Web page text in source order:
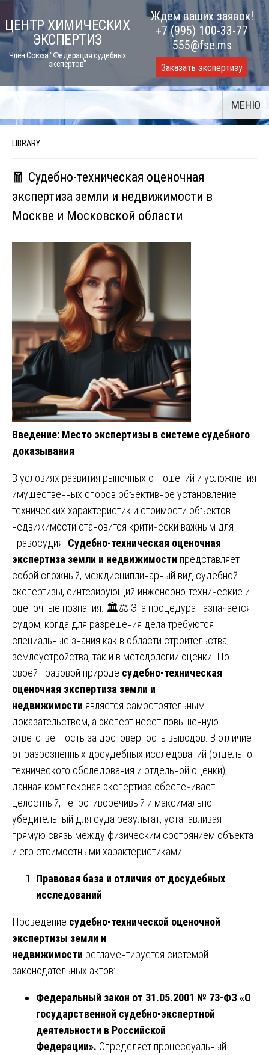
Skip
to
content
ЦЕНТР ХИМИЧЕСКИХ
ЭКСПЕРТИЗ
Член Союза "Федерация судебных
экспертов"
Ждем ваших заявок!
+7 (995) 100-33-77
555@fse.ms
Заказать экспертизу
МЕНЮ
LIBRARY
🧧 Судебно-техническая оценочная
экспертиза земли и недвижимости в
Москве и Московской области
Введение: Место экспертизы в системе судебного
доказывания
В условиях развития рыночных отношений и усложнения
имущественных споров объективное установление
технических характеристик и стоимости объектов
недвижимости становится критически важным для
правосудия. Судебно-техническая оценочная
экспертиза земли и недвижимости представляет
собой сложный, междисциплинарный вид судебной
экспертизы, синтезирующий инженерно-технические и
оценочные познания. 🏛️⚖️ Эта процедура назначается
судом, когда для разрешения дела требуются
специальные знания как в области строительства,
землеустройства, так и в методологии оценки. По
своей правовой природе судебно-техническая
оценочная экспертиза земли и
недвижимости является самостоятельным
доказательством, а эксперт несёт повышенную
ответственность за достоверность выводов. В отличие
от разрозненных досудебных исследований (отдельно
технического обследования и отдельной оценки),
данная комплексная экспертиза обеспечивает
целостный, непротиворечивый и максимально
убедительный для суда результат, устанавливая
прямую связь между физическим состоянием объекта
и его стоимостными характеристиками.
Правовая база и отличия от досудебных
исследований
Проведение судебно-технической оценочной
экспертизы земли и
недвижимости регламентируется системой
законодательных актов:
Федеральный закон от 31.05.2001 № 73-ФЗ «О
государственной судебно-экспертной
деятельности в Российской
Федерации». Определяет процессуальный